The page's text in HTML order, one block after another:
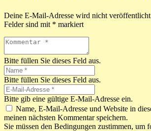
Deine E-Mail-Adresse wird nicht
Felder sind mit * markiert
Bitte füllen Sie dieses Feld aus.
Bitte füllen Sie dieses Feld aus.
Bitte gib eine gültige E-Mail-Adresse ein.
Name, E-Mail-Adresse und Website in
meinen nächsten Kommentar speichern.
Sie müssen den Bedingungen zustimmen, um